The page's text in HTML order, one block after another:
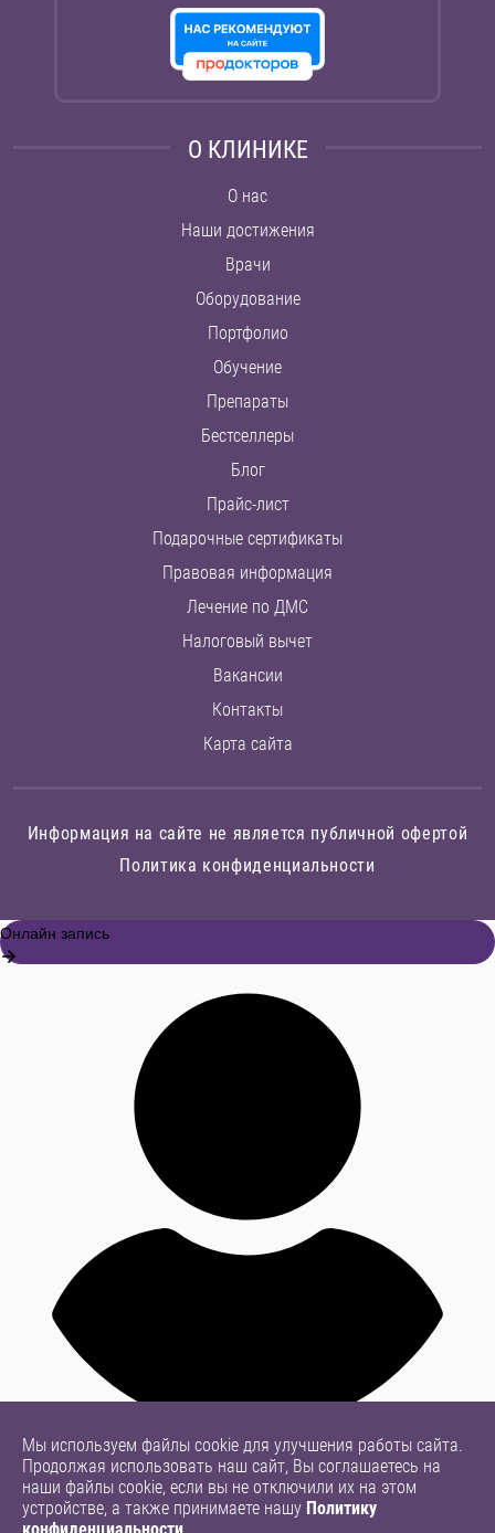
О КЛИНИКЕ
О нас
Наши достижения
Врачи
Оборудование
Портфолио
Обучение
Препараты
Бестселлеры
Блог
Прайс-лист
Подарочные сертификаты
Правовая информация
Лечение по ДМС
Налоговый вычет
Вакансии
Контакты
Карта сайта
Информация на сайте не является публичной офертой
Политика конфиденциальности
Мы используем файлы cookie для улучшения работы сайта.
Продолжая использовать наш сайт, Вы соглашаетесь на
наши файлы cookie, если вы не отключили их на этом
устройстве, а также принимаете нашу Политику